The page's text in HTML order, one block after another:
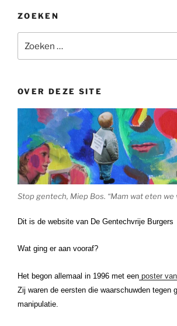
ZOEKEN
naar:
OVER DEZE SITE
Stop gentech, Miep Bos. “Mam wat eten we
Dit is de website van De Gentechvrije Burgers
Wat ging er aan vooraf?
Het begon allemaal in 1996 met een poster
Zij waren de eersten die waarschuwden tegen
manipulatie.